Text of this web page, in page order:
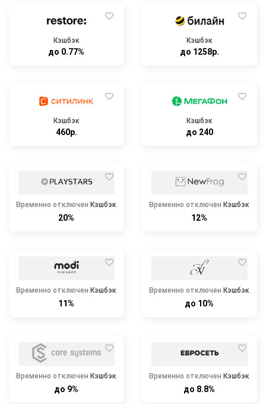
Кэшбэк
до 0.77%
Кэшбэк
до 1258р.
Кэшбэк
460р.
Кэшбэк
до 240
Временно отключен Кэшбэк
20%
Временно отключен Кэшбэк
12%
Временно отключен Кэшбэк
11%
Временно отключен Кэшбэк
до 10%
Временно отключен Кэшбэк
до 9%
Временно отключен Кэшбэк
до 8.8%